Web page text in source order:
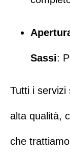
Sassi:
Tutti i servizi
alta qualità,
che